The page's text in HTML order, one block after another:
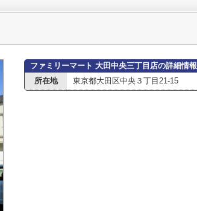
ファミリーマート 大田中央三丁目店の詳細情報
所在地
東京都大田区中央３丁目21-15